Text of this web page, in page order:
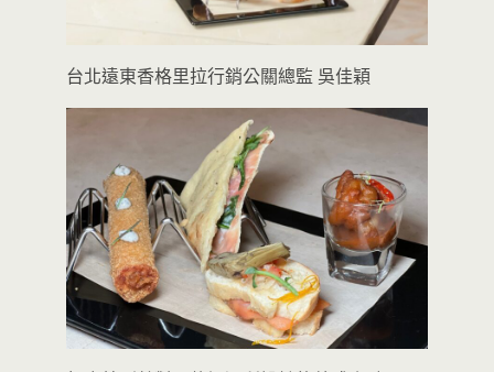
台北遠東香格里拉行銷公關總監 吳佳穎